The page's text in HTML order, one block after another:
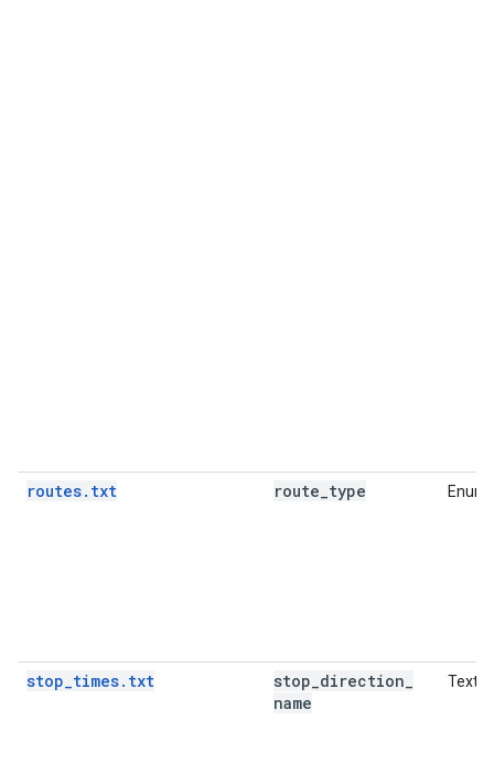
routes.txt route type
stop_times.txt stop direction
name
Texto